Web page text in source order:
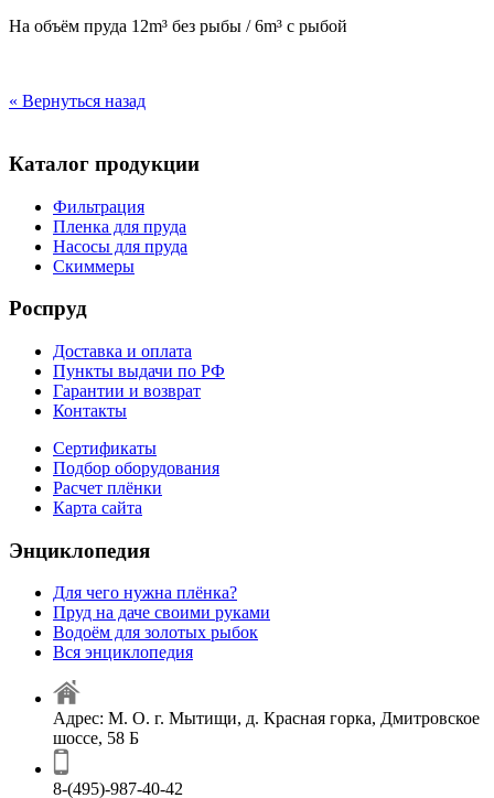
На объём пруда 12m³ без рыбы / 6m³ с рыбой
« Вернуться назад
Каталог продукции
Фильтрация
Пленка для пруда
Насосы для пруда
Скиммеры
Роспруд
Доставка и оплата
Пункты выдачи по РФ
Гарантии и возврат
Контакты
Сертификаты
Подбор оборудования
Расчет плёнки
Карта сайта
Энциклопедия
Для чего нужна плёнка?
Пруд на даче своими руками
Водоём для золотых рыбок
Вся энциклопедия
Адрес: М. О. г. Мытищи, д. Красная горка, Дмитровское
шоссе, 58 Б
8-(495)-987-40-42